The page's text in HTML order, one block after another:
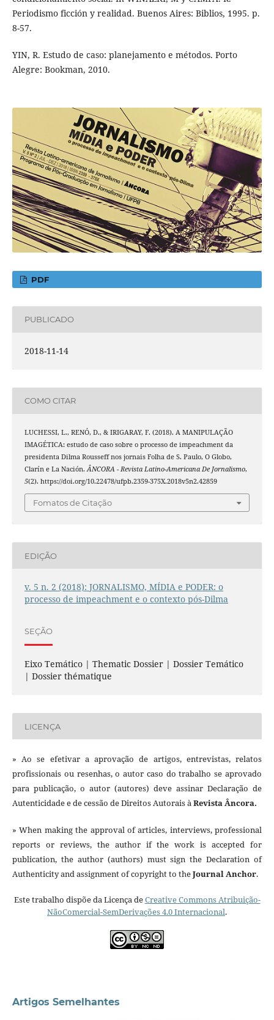
Periodismo ficción y realidad. Buenos Aires: Biblios, 1995. p.
8-57.
YIN, R. Estudo de caso: planejamento e métodos. Porto
Alegre: Bookman, 2010.
PDF
PUBLICADO
2018-11-14
COMO CITAR
LUCHESSI, L., RENÓ, D., & IRIGARAY, F. (2018). A MANIPULAÇÃO
IMAGÉTICA: estudo de caso sobre o processo de impeachment da
presidenta Dilma Rousseff nos jornais Folha de S. Paulo, O Globo,
Clarín e La Nación.ÂNCORA - Revista Latino-Americana De Jornalismo,
5(2). https://doi.org/10.22478/ufpb.2359-375X.2018v5n2.42859
Fomatos de Citação
EDIÇÃO
v. 5 n. 2 (2018): JORNALISMO, MÍDIA e PODER: o
processo de impeachment e o contexto pós-Dilma
SEÇÃO
Eixo Temático | Thematic Dossier | Dossier Temático
| Dossier thématique
LICENÇA
» Ao se efetivar a aprovação de artigos, entrevistas, relatos
profissionais ou resenhas, o autor caso do trabalho se aprovado
para publicação, o autor (autores) deve assinar Declaração de
Autenticidade e de cessão de Direitos Autorais àRevista Âncora.
» When making the approval of articles, interviews, professional
reports or reviews, the author if the work is accepted for
publication, the author (authors) must sign the Declaration of
Authenticity and assignment of copyright to theJournal Anchor.
Este trabalho dispõe da Licença deCreative Commons Atribuição-
NãoComercial-SemDerivações 4.0 Internacional.
Artigos Semelhantes